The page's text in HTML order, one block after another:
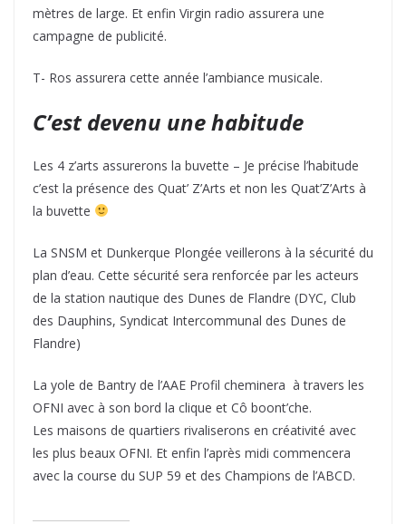
mètres de large. Et enfin Virgin radio assurera une
campagne de publicité.
T- Ros assurera cette année l’ambiance musicale.
C’est devenu une habitude
Les 4 z’arts assurerons la buvette – Je précise l’habitude
c’est la présence des Quat’ Z’Arts et non les Quat’Z’Arts à
la buvette
La SNSM et Dunkerque Plongée veillerons à la sécurité du
plan d’eau. Cette sécurité sera renforcée par les acteurs
de la station nautique des Dunes de Flandre (DYC, Club
des Dauphins, Syndicat Intercommunal des Dunes de
Flandre)
La yole de Bantry de l’AAE Profil cheminera à travers les
OFNI avec à son bord la clique et Cô boont’che.
Les maisons de quartiers rivaliserons en créativité avec
les plus beaux OFNI. Et enfin l’après midi commencera
avec la course du SUP 59 et des Champions de l’ABCD.